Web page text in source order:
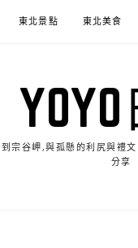
東北景點 東北美食
宗谷岬,與孤懸的利尻與
分享